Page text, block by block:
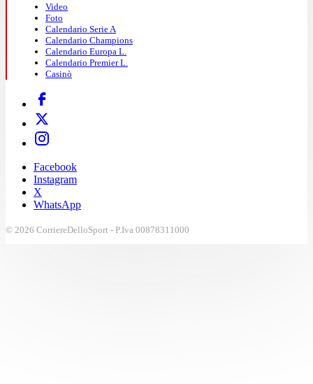
Video
Foto
Calendario Serie A
Calendario Champions
Calendario Europa L.
Calendario Premier L.
Casinò
Facebook
Instagram
X
WhatsApp
© 2026 CorriereDelloSport - P.Iva 00878311000